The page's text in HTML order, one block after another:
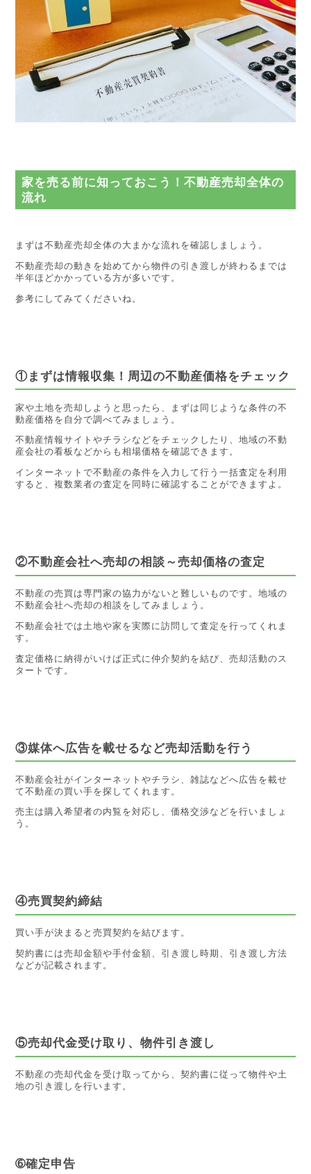
家を売る前に知っておこう！不動産売却全体の
流れ
まずは不動産売却全体の大まかな流れを確認しましょう。
不動産売却の動きを始めてから物件の引き渡しが終わるまでは
半年ほどかかっている方が多いです。
参考にしてみてくださいね。
①まずは情報収集！周辺の不動産価格をチェック
家や土地を売却しようと思ったら、まずは同じような条件の不
動産価格を自分で調べてみましょう。
不動産情報サイトやチラシなどをチェックしたり、地域の不動
産会社の看板などからも相場価格を確認できます。
インターネットで不動産の条件を入力して行う一括査定を利用
すると、複数業者の査定を同時に確認することができますよ。
②不動産会社へ売却の相談～売却価格の査定
不動産の売買は専門家の協力がないと難しいものです。地域の
不動産会社へ売却の相談をしてみましょう。
不動産会社では土地や家を実際に訪問して査定を行ってくれま
す。
査定価格に納得がいけば正式に仲介契約を結び、売却活動のス
タートです。
③媒体へ広告を載せるなど売却活動を行う
不動産会社がインターネットやチラシ、雑誌などへ広告を載せ
て不動産の買い手を探してくれます。
売主は購入希望者の内覧を対応し、価格交渉などを行いましょ
う。
④売買契約締結
買い手が決まると売買契約を結びます。
契約書には売却金額や手付金額、引き渡し時期、引き渡し方法
などが記載されます。
⑤売却代金受け取り、物件引き渡し
不動産の売却代金を受け取ってから、契約書に従って物件や土
地の引き渡しを行います。
➅確定申告